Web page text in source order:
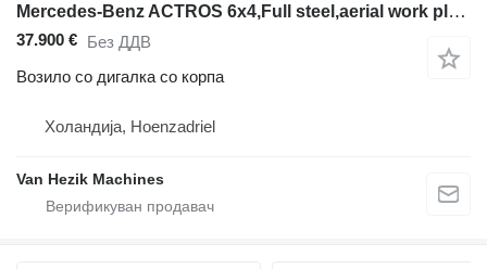
Mercedes-Benz ACTROS 6x4,Full steel,aerial work platform,2010
37.900 € Без ДДВ
Возило со дигалка со корпа
Холандија, Hoenzadriel
Van Hezik Machines